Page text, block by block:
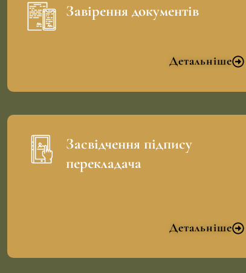
Завірення документів
Детальніше
Засвідчення підпису
перекладача
Детальніше